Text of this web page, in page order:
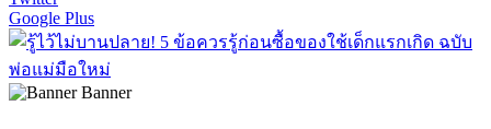
Google Plus
Banner